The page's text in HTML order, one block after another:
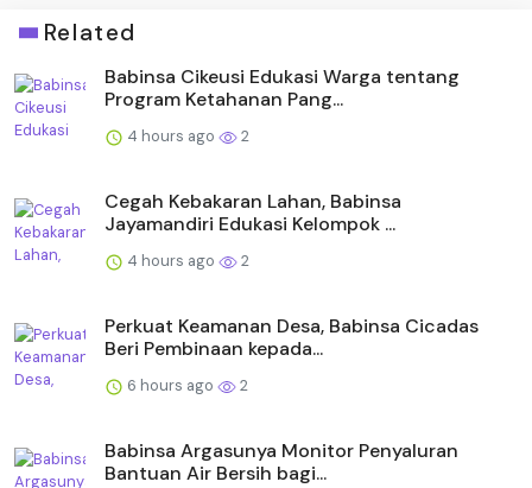
Related
Babinsa Cikeusi Edukasi Warga tentang
Program Ketahanan Pang...
4 hours ago 2
Cegah Kebakaran Lahan, Babinsa
Jayamandiri Edukasi Kelompok ...
4 hours ago 2
Perkuat Keamanan Desa, Babinsa Cicadas
Beri Pembinaan kepada...
6 hours ago 2
Babinsa Argasunya Monitor Penyaluran
Bantuan Air Bersih bagi...